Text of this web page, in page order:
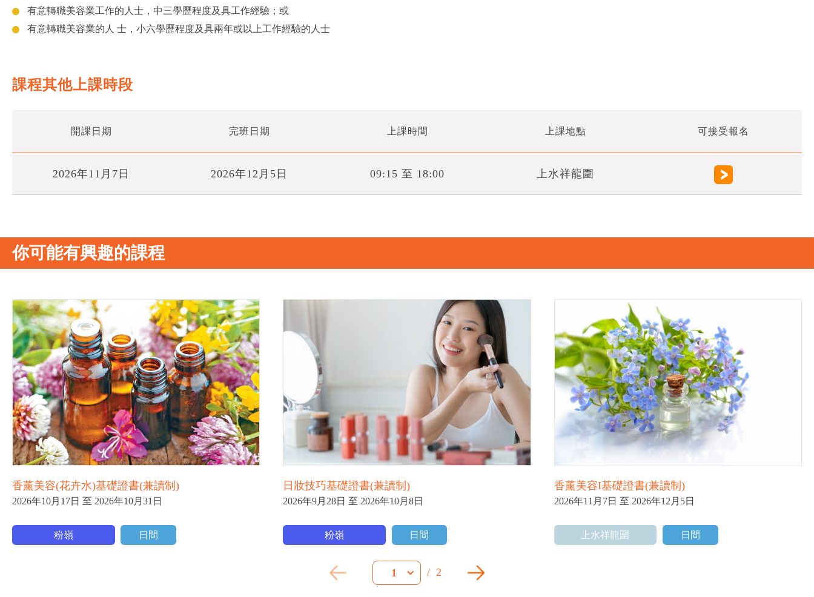
有意轉職美容業工作的人士，中三學歷程度及具工作經驗；或
有意轉職美容業的人 士，小六學歷程度及具兩年或以上工作經驗的人士
課程其他上課時段
開課日期 完班日期 上課時間 上課地點 可接受報名
2026年11月7日 2026年12月5日 09:15 至 18:00 上水祥龍圍
你可能有興趣的課程
香薰美容(花卉水)基礎證書(兼讀制)
2026年10月17日 至 2026年10月31日
粉嶺 日間
日妝技巧基礎證書(兼讀制)
2026年9月28日 至 2026年10月8日
粉嶺 日間
香薰美容I基礎證書(兼讀制)
2026年11月7日 至 2026年12月5日
上水祥龍圍 日間
1 / 2